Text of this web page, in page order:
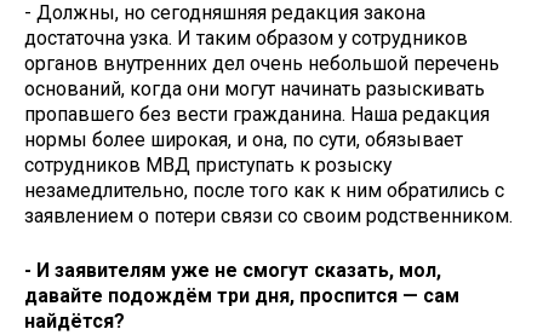
- Должны, но сегодняшняя редакция закона
достаточна узка. И таким образом у сотрудников
органов внутренних дел очень небольшой перечень
оснований, когда они могут начинать разыскивать
пропавшего без вести гражданина. Наша редакция
нормы более широкая, и она, по сути, обязывает
сотрудников МВД приступать к розыску
незамедлительно, после того как к ним обратились с
заявлением о потери связи со своим родственником.
- И заявителям уже не смогут сказать, мол,
давайте подождём три дня, проспится — сам
найдётся?